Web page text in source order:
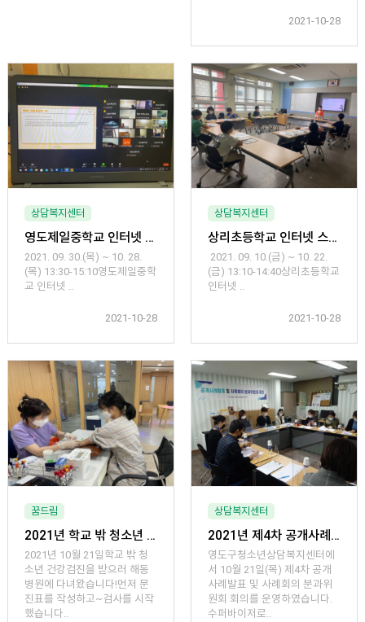
2021-10-28
상담복지센터
영도제일중학교 인터넷 스마트폰 과의존 예방 해소 프로그램
2021. 09. 30.(목) ~ 10. 28.
(목) 13:30-15:10영도제일중학
교 인터넷 ..
2021-10-28
상담복지센터
상리초등학교 인터넷 스마트폰 과의존 예방 해소 프로그램 운영
2021. 09. 10.(금) ~ 10. 22.
(금) 13:10-14:40상리초등학교
인터넷 ..
2021-10-28
꿈드림
2021년 학교 밖 청소년 건강검진(2차)
2021년 10월 21일학교 밖 청
소년 건강검진을 받으러 해동
병원에 다녀왔습니다!먼저 문
진표를 작성하고~검사를 시작
했습니다..
상담복지센터
2021년 제4차 공개사례발표 및 사례회의 분과위원회 회의
영도구청소년상담복지센터에
서 10월 21일(목) 제4차 공개
사례발표 및 사례회의 분과위
원회 회의를 운영하였습니다.
수퍼바이저로..